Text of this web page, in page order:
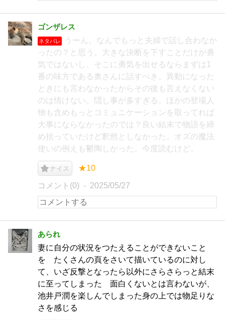
ゴンザレス
ネタバレ
うーん。なんでもっと夫婦で話し合わなか
ったの？と思う。大きな決断を下すことだけが勇
気ではないし、そこに勇気を出せるならまずは1
番の味方である奥さんに話すべき。異動になった
ときにも言わなかったからその後も言えなくない
のは情けない。隠し事が多すぎる。ほかの登場人
物も含めもっとコミュニケーションを取ってれば
大事にならなかったのでは？良い結末で物語を締
め括っていたけど釈然としなかった。オズの魔法
使いの例えも鬱陶しかった。今度読むけど。
ナイス ★10
コメント(0) 2025/05/27
あられ
妻に自分の状況をつたえることができないこと
を たくさんの頁をさいて描いているのに対し
て、いざ反撃となったら以外にさらさらっと結末
に至ってしまった 面白くないとは言わないが、
池井戸潤を楽しんでしまった身の上では物足りな
さを感じる